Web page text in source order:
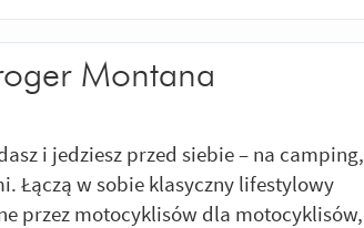
Montana
i jedziesz przed siebie – na camping,
Łączą w sobie klasyczny lifestylowy
przez motocyklisów dla motocyklisów,